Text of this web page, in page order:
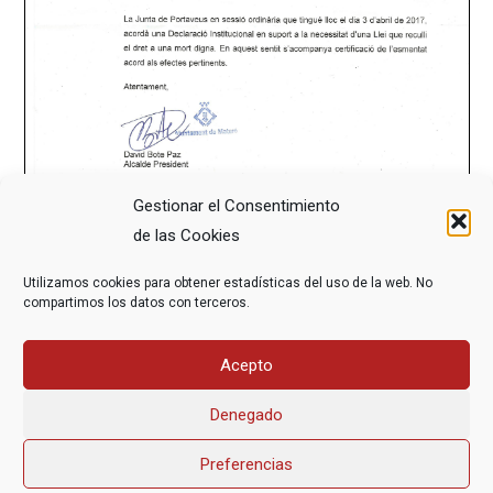
Gestionar el Consentimiento
de las Cookies
Utilizamos cookies para obtener estadísticas del uso de la web. No
compartimos los datos con terceros.
Acepto
Denegado
Preferencias